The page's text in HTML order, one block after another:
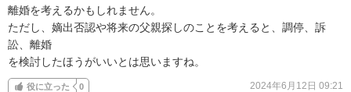
離婚を考えるかもしれません。
ただし、嫡出否認や将来の父親探しのことを考えると、調停、訴
訟、離婚
を検討したほうがいいとは思いますね。
役に立った 0 2024年6月12日 09:21